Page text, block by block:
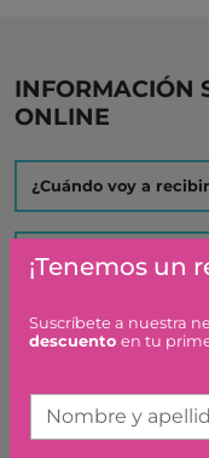
INFORMACIÓN
ONLINE
¿Cuándo voy a
¿Cuáles son los
¿Qué plazo tengo
cambio?
Es un regalo ¿hacéis
¡Tenemos un
Suscríbete a nuestra
descuento en tu
Nombre y